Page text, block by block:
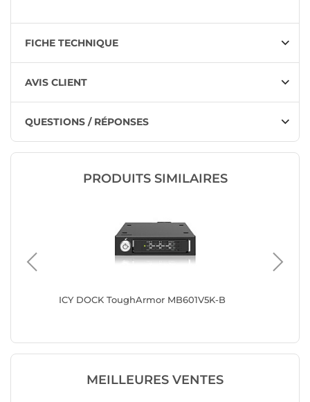
FICHE TECHNIQUE
AVIS CLIENT
QUESTIONS / RÉPONSES
PRODUITS SIMILAIRES
ICY DOCK ToughArmor MB601V5K-B
MEILLEURES VENTES